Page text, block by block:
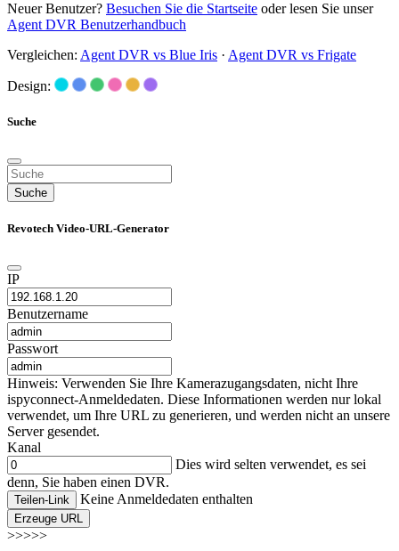
Neuer Benutzer? Besuchen Sie die Startseite oder lesen Sie unser
Agent DVR Benutzerhandbuch
Vergleichen: Agent DVR vs Blue Iris · Agent DVR vs Frigate
Design:
Suche
Suche
Revotech Video-URL-Generator
IP
Benutzername
Passwort
Hinweis: Verwenden Sie Ihre Kamerazugangsdaten, nicht Ihre
ispyconnect-Anmeldedaten. Diese Informationen werden nur lokal
verwendet, um Ihre URL zu generieren, und werden nicht an unsere
Server gesendet.
Kanal
Dies wird selten verwendet, es sei
denn, Sie haben einen DVR.
Teilen-Link Keine Anmeldedaten enthalten
Erzeuge URL
>>>>>